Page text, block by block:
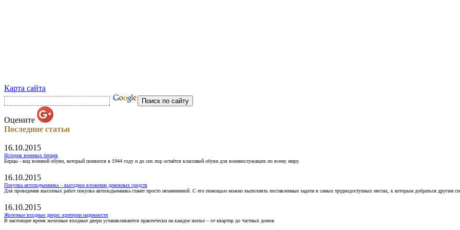
Карта сайта
Оцените
Последние статьи
16.10.2015
История военных берцев
Берцы - вид военной обуви, который появился в 1944 году и до сих пор остаётся классикой обуви для военнослужащих по всему миру.
16.10.2015
Покупка автоподъемника – выгодное вложение денежных средств
Для проведения высотных работ покупка автоподъемника станет просто незаменимой. С его помощью можно выполнять поставленные задачи в самых труднодоступных местах, к которым добраться другим
16.10.2015
Железные входные двери: критерии надежности
В настоящее время железные входные двери устанавливаются практически на каждое жилье – от квартир до частных домов.